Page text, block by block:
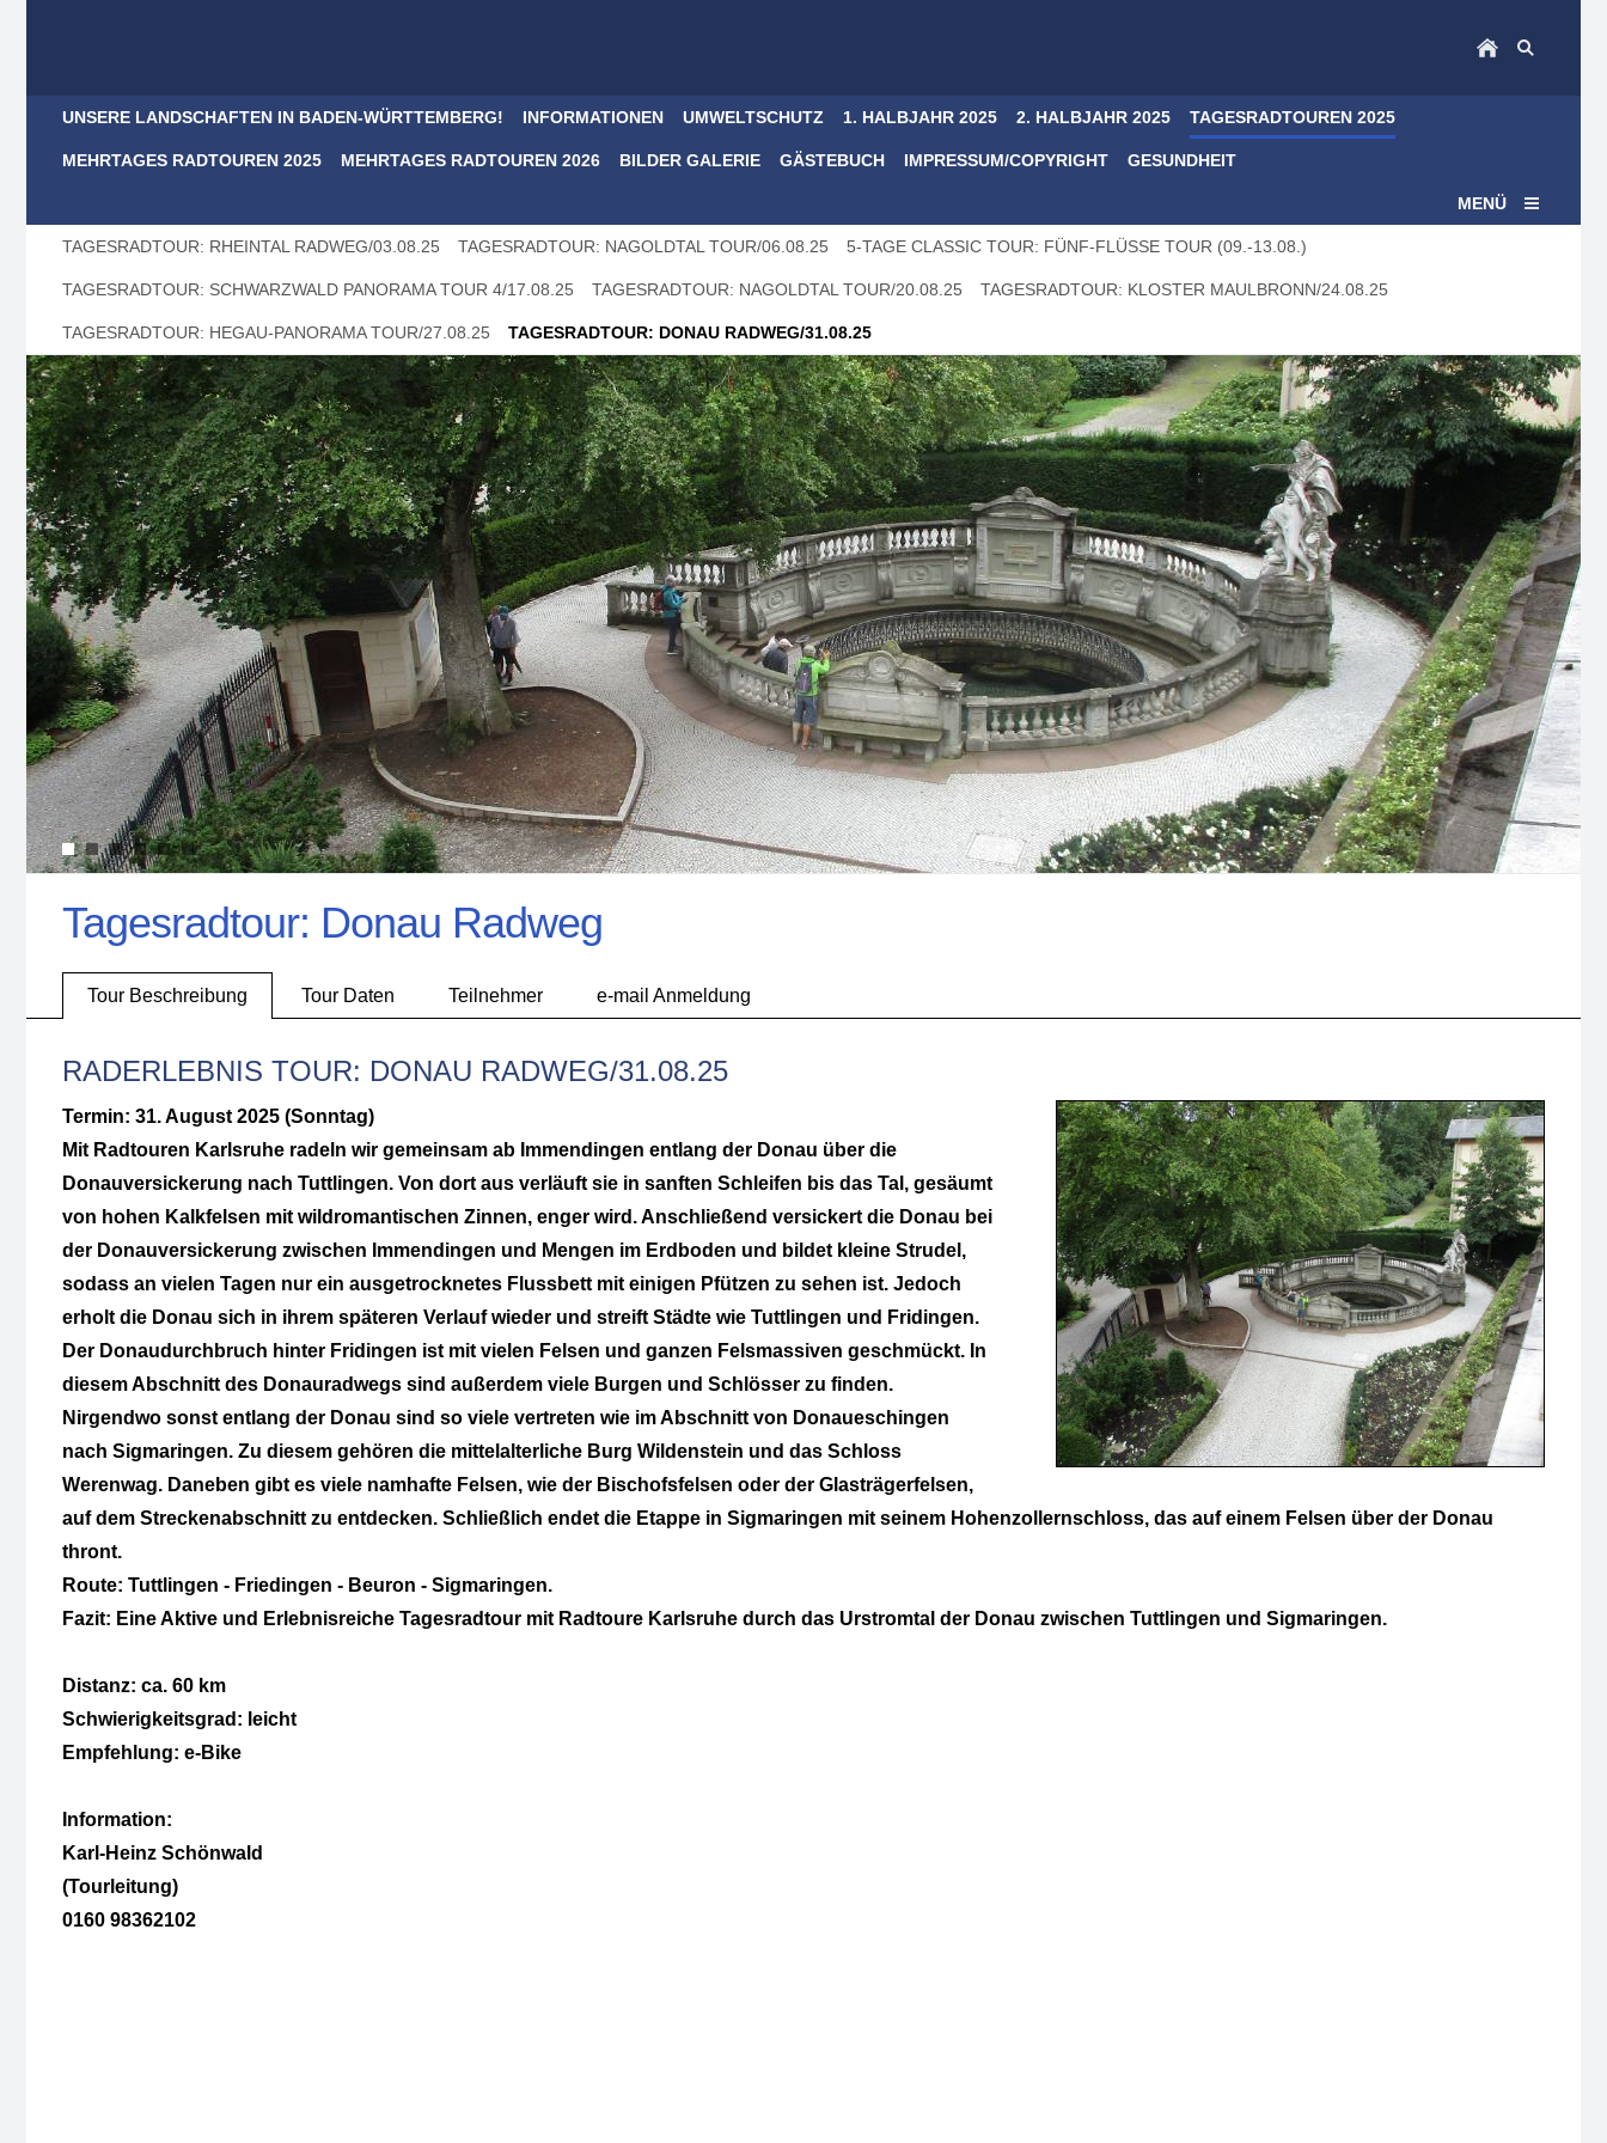
UNSERE LANDSCHAFTEN IN BADEN-WÜRTTEMBERG! INFORMATIONEN UMWELTSCHUTZ 1. HALBJAHR 2025 2. HALBJAHR 2025 TAGESRADTOUREN 2025
MEHRTAGES RADTOUREN 2025 MEHRTAGES RADTOUREN 2026 BILDER GALERIE GÄSTEBUCH IMPRESSUM/COPYRIGHT GESUNDHEIT
MENÜ
TAGESRADTOUR: RHEINTAL RADWEG/03.08.25 TAGESRADTOUR: NAGOLDTAL TOUR/06.08.25 5-TAGE CLASSIC TOUR: FÜNF-FLÜSSE TOUR (09.-13.08.)
TAGESRADTOUR: SCHWARZWALD PANORAMA TOUR 4/17.08.25 TAGESRADTOUR: NAGOLDTAL TOUR/20.08.25 TAGESRADTOUR: KLOSTER MAULBRONN/24.08.25
TAGESRADTOUR: HEGAU-PANORAMA TOUR/27.08.25 TAGESRADTOUR: DONAU RADWEG/31.08.25
Tagesradtour: Donau Radweg
Tour Beschreibung Tour Daten Teilnehmer e-mail Anmeldung
RADERLEBNIS TOUR: DONAU RADWEG/31.08.25
Termin: 31. August 2025 (Sonntag)
Mit Radtouren Karlsruhe radeln wir gemeinsam ab Immendingen entlang der Donau über die
Donauversickerung nach Tuttlingen. Von dort aus verläuft sie in sanften Schleifen bis das Tal, gesäumt
von hohen Kalkfelsen mit wildromantischen Zinnen, enger wird. Anschließend versickert die Donau bei
der Donauversickerung zwischen Immendingen und Mengen im Erdboden und bildet kleine Strudel,
sodass an vielen Tagen nur ein ausgetrocknetes Flussbett mit einigen Pfützen zu sehen ist. Jedoch
erholt die Donau sich in ihrem späteren Verlauf wieder und streift Städte wie Tuttlingen und Fridingen.
Der Donaudurchbruch hinter Fridingen ist mit vielen Felsen und ganzen Felsmassiven geschmückt. In
diesem Abschnitt des Donauradwegs sind außerdem viele Burgen und Schlösser zu finden.
Nirgendwo sonst entlang der Donau sind so viele vertreten wie im Abschnitt von Donaueschingen
nach Sigmaringen. Zu diesem gehören die mittelalterliche Burg Wildenstein und das Schloss
Werenwag. Daneben gibt es viele namhafte Felsen, wie der Bischofsfelsen oder der Glasträgerfelsen,
auf dem Streckenabschnitt zu entdecken. Schließlich endet die Etappe in Sigmaringen mit seinem Hohenzollernschloss, das auf einem Felsen über der Donau
thront.
Route: Tuttlingen - Friedingen - Beuron - Sigmaringen.
Fazit: Eine Aktive und Erlebnisreiche Tagesradtour mit Radtoure Karlsruhe durch das Urstromtal der Donau zwischen Tuttlingen und Sigmaringen.
Distanz: ca. 60 km
Schwierigkeitsgrad: leicht
Empfehlung: e-Bike
Information:
Karl-Heinz Schönwald
(Tourleitung)
0160 98362102